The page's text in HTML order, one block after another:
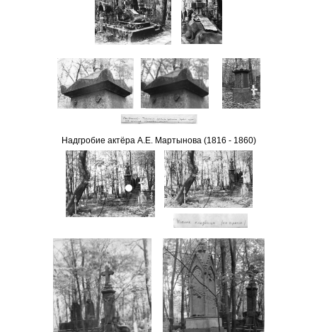
Надгробие актёра А.Е. Мартынова (1816 - 1860)